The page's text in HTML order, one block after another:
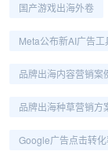
国产游戏出海外卷
Meta公布新AI广告工
品牌出海内容营销案
品牌出海种草营销方
Google广告点击转